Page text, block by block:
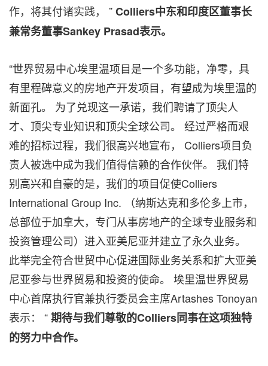
作，将其付诸实践， ”Colliers中东和印度区董事长
兼常务董事Sankey Prasad表示。
“世界贸易中心埃里温项目是一个多功能，净零，具
有里程碑意义的房地产开发项目，有望成为埃里温的
新面孔。 为了兑现这一承诺，我们聘请了顶尖人
才、顶尖专业知识和顶尖全球公司。 经过严格而艰
难的招标过程，我们很高兴地宣布， Colliers项目负
责人被选中成为我们值得信赖的合作伙伴。 我们特
别高兴和自豪的是，我们的项目促使Colliers
International Group Inc. （纳斯达克和多伦多上市，
总部位于加拿大，专门从事房地产的全球专业服务和
投资管理公司）进入亚美尼亚并建立了永久业务。
此举完全符合世贸中心促进国际业务关系和扩大亚美
尼亚参与世界贸易和投资的使命。 埃里温世界贸易
中心首席执行官兼执行委员会主席Artashes Tonoyan
表示： “期待与我们尊敬的Colliers同事在这项独特
的努力中合作。